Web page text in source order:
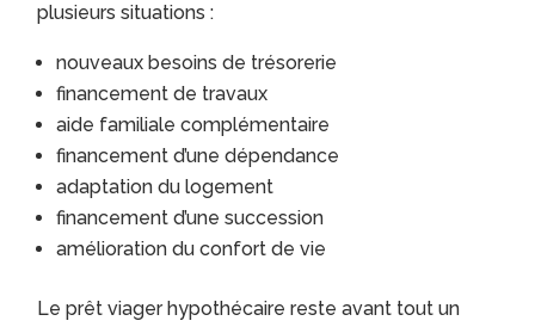
plusieurs situations :
nouveaux besoins de trésorerie
financement de travaux
aide familiale complémentaire
financement d’une dépendance
adaptation du logement
financement d’une succession
amélioration du confort de vie
Le prêt viager hypothécaire reste avant tout un